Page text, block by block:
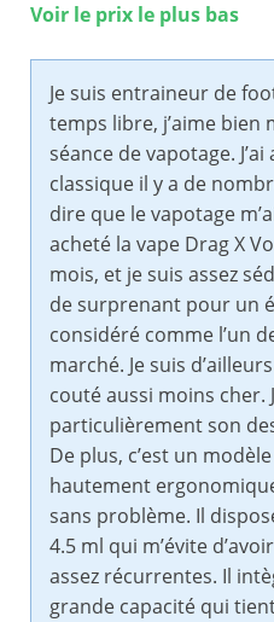
Voir le prix le plus bas
Je suis entraineur de
temps libre, j’aime bien
séance de vapotage.
classique il y a de
dire que le vapotage
acheté la vape Drag X
mois, et je suis assez
de surprenant pour un
considéré comme l’un
marché. Je suis
couté aussi moins cher.
particulièrement son
De plus, c’est un
hautement
sans problème. Il
4.5 ml qui m’évite
assez récurrentes. Il
grande capacité qui